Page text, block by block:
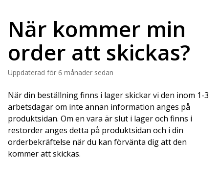
När kommer min
order att skickas?
Uppdaterad för 6 månader sedan
När din beställning finns i lager skickar vi den inom 1-3
arbetsdagar om inte annan information anges på
produktsidan. Om en vara är slut i lager och finns i
restorder anges detta på produktsidan och i din
orderbekräftelse när du kan förvänta dig att den
kommer att skickas.